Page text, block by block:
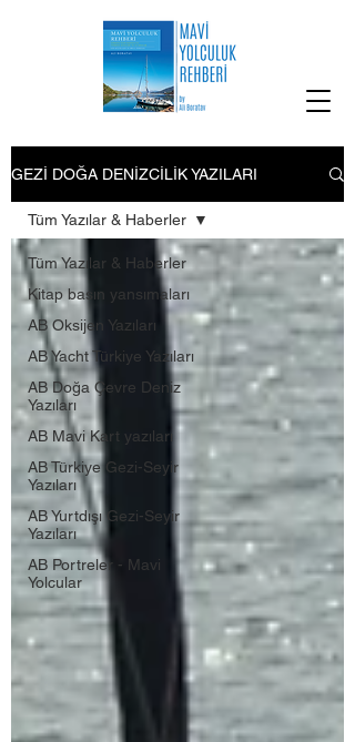
GEZİ DOĞA DENİZCİLİK YAZILARI
Tüm Yazılar & Haberler
Kitap basın yansımaları
AB Oksijen Yazıları
AB Yacht Türkiye Yazıları
AB Doğa Çevre Deniz
Yazıları
AB Mavi Kart yazıları
AB Türkiye Gezi-Seyir
Yazıları
AB Yurtdışı Gezi-Seyir
Yazıları
AB Portreler - Mavi
Yolcular
Tüm Yazılar & Haberler